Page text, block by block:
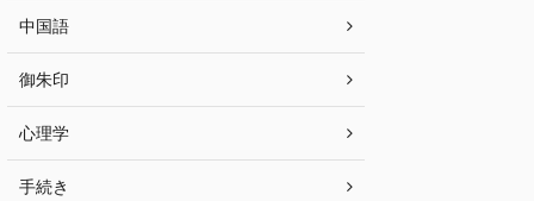
中国語
御朱印
心理学
手続き